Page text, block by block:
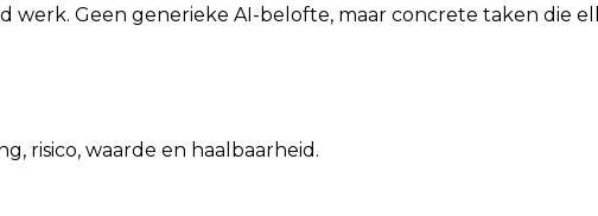
werk. Geen generieke AI-belofte, maar concrete taken die
risico, waarde en haalbaarheid.